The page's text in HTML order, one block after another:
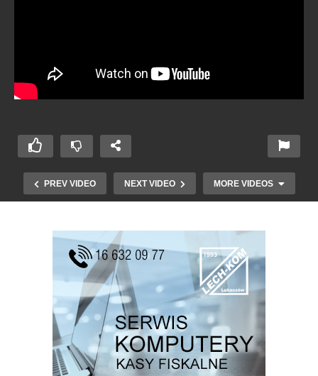
PREV VIDEO NEXT VIDEO MORE VIDEOS
Policyjne podsumowanie miesiąca kwietnia i
maja w powiecie